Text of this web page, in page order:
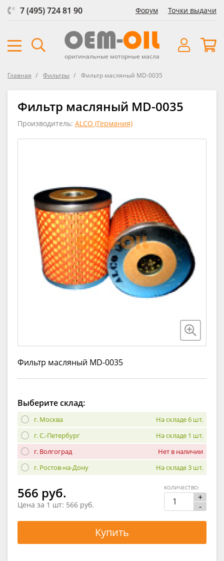
7 (495) 724 81 90 Форум Точки выдачи
оригинальные моторные масла
Главная Фильтры Фильтр масляный MD-0035
Фильтр масляный MD-0035
Производитель: ALCO (Германия)
Фильтр масляный MD-0035
Выберите склад:
г. Москва
На складе 6 шт.
г. С.-Петербург
На складе 1 шт.
г. Волгоград
Нет в наличии
г. Ростов-на-Дону
На складе 3 шт.
566 руб.
Цена за 1 шт: 566 руб.
+
-
КОЛИЧЕСТВО:
Купить